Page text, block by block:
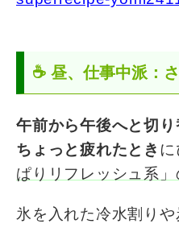
☕️ 昼、仕事中派：
午前から午後へと切
ちょっと疲れたとき
ぱりリフレッシュ系
氷を入れた冷水割り